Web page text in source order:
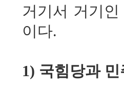
거기서 거기
이다.
1) 국힘당과